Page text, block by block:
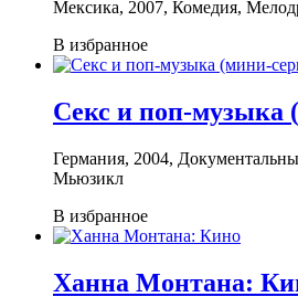
Мексика, 2007, Комедия,
В избранное
Секс и поп-музыка
Германия, 2004,
Мьюзикл
В избранное
Ханна Монтана: